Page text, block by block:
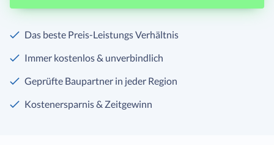
Das beste Preis-Leistungs Verhältnis
Immer kostenlos & unverbindlich
Geprüfte Baupartner in jeder Region
Kostenersparnis & Zeitgewinn